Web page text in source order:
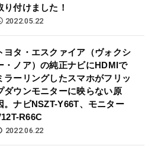
り付けました！
2022.05.22
ヨタ・エスクァイア（ヴォクシ
・ノア）の純正ナビにHDMIで
ラーリングしたスマホがフリッ
ダウンモニターに映らない原
。ナビNSZT-Y66T、モニター
R66C
2022.06.22